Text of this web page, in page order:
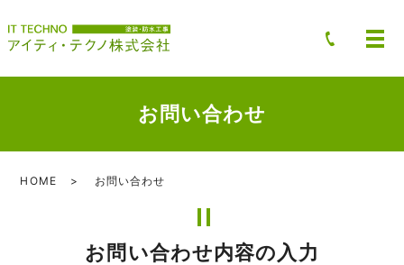
お問い合わせ
HOME お問い合わせ
お問い合わせ内容の入力